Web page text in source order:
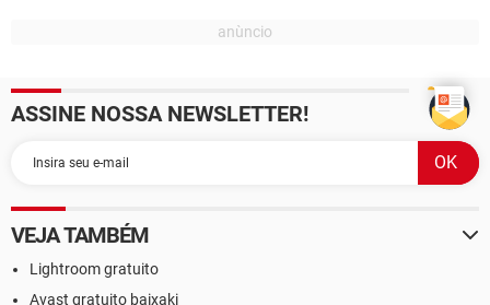
ASSINE NOSSA NEWSLETTER!
VEJA TAMBÉM
Lightroom gratuito
Avast gratuito baixaki